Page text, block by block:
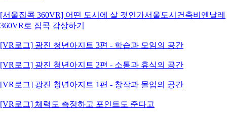
[서울집콕 360VR] 어떤 도시에 살 것인가서울도시건축비엔날레
360VR로 집콕 감상하기
[VR로그] 광진 청년아지트 3편 - 학습과 모임의 공간
[VR로그] 광진 청년아지트 2편 - 소통과 휴식의 공간
[VR로그] 광진 청년아지트 1편 - 창작과 몰입의 공간
[VR로그] 체력도 측정하고 포인트도 준다고